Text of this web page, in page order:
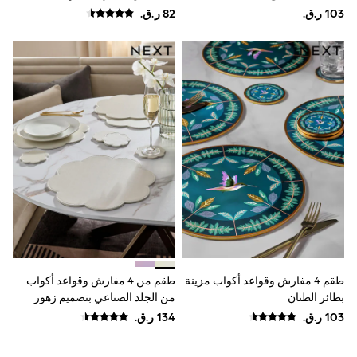
Shorts
Shirts
Polo Shirts
Sweatshirts & Jumpers
Coats & Jackets
Underwear
Socks
Multipacks
All Boys Sport & Swimwear
Trainers & Pumps
Swimwear
Tops
Shorts
Joggers
adidas
All Girls Schoolwear
Shoes
Dresses
Trousers
طقم 4 مفارش وقواعد أكواب مزينة
بطائر الطنان
طقم من 4 مفارش وقواعد أكواب
من الجلد الصناعي بتصميم زهور